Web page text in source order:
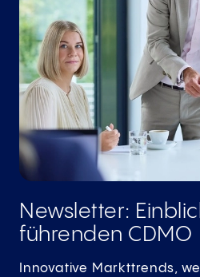
Newsletter:
führenden­ CDMO
Innovative Markttrends,